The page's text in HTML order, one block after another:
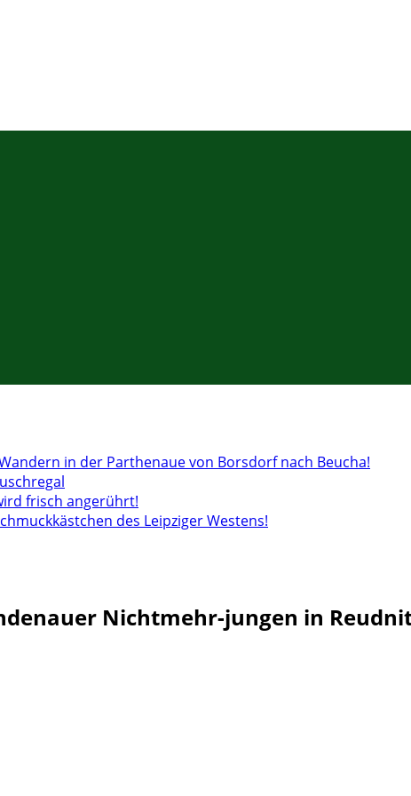
Wandern in der Parthenaue von Borsdorf nach Beucha!
frisch angerührt!
des Leipziger Westens!
Nichtmehr-jungen in